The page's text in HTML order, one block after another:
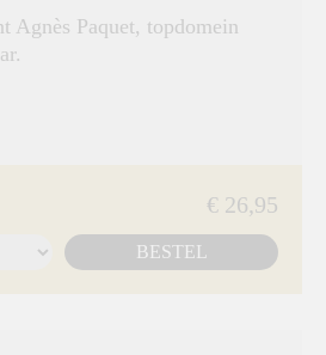
Agnès Paquet, topdomein
€ 26,95
BESTEL